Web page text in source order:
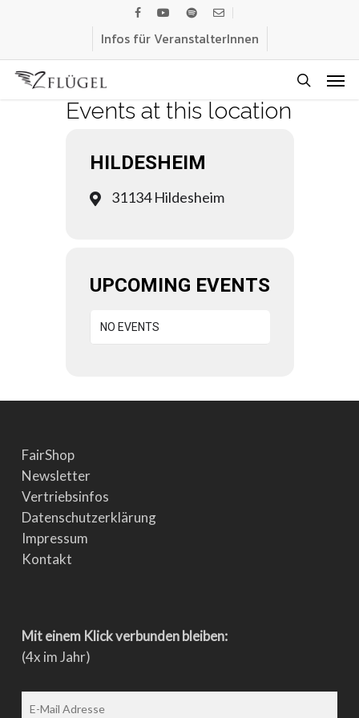
content
facebook
youtubespotifyemail
Infos für VeranstalterInnen
Events at this location
HILDESHEIM
31134 Hildesheim
UPCOMING EVENTS
NO EVENTS
FairShop
Newsletter
Vertriebsinfos
Datenschutzerklärung
Impressum
Kontakt
Mit einem Klick verbunden bleiben:
(4x im Jahr)